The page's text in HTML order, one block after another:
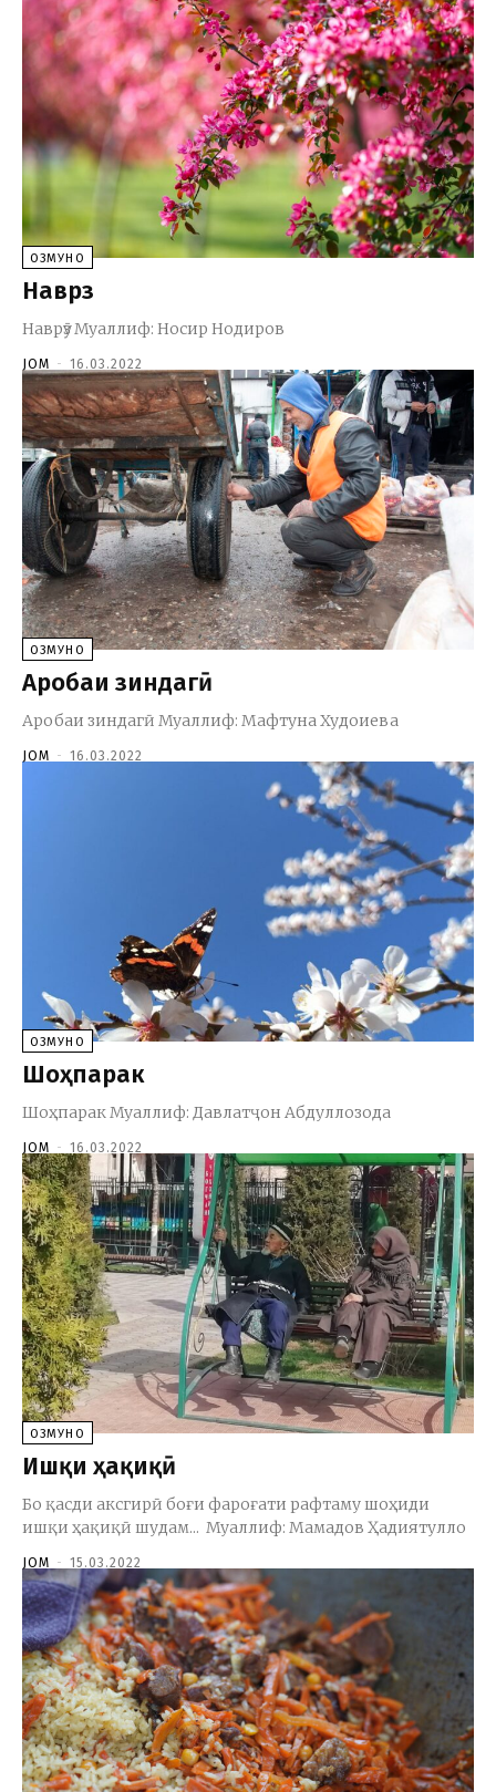
ОЗМУНҲО
Наврӯз
Наврӯз Муаллиф: Носир Нодиров
JOM - 16.03.2022
ОЗМУНҲО
Аробаи зиндагӣ
Аробаи зиндагӣ Муаллиф: Мафтуна Худоиева
JOM - 16.03.2022
ОЗМУНҲО
Шоҳпарак
Шоҳпарак Муаллиф: Давлатҷон Абдуллозода
JOM - 16.03.2022
ОЗМУНҲО
Ишқи ҳақиқӣ
Бо қасди аксгирӣ боғи фароғати рафтаму шоҳиди
ишқи ҳақиқӣ шудам... Муаллиф: Мамадов Ҳадиятулло
JOM - 15.03.2022